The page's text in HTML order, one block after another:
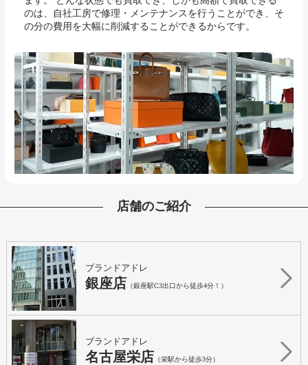
のは、自社工房で修理・メンテナンスを行うことができ、そ
の分の費用を大幅に削減することができるからです。
店舗のご紹介
ブランドアドレ
銀座店 （銀座駅C3出口から徒歩4分！）
ブランドアドレ
名古屋栄店 （栄駅から徒歩3分）